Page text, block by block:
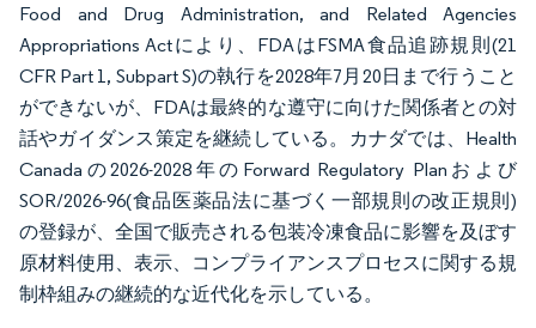
Food and Drug Administration, and Related Agencies
Appropriations Actにより、FDAはFSMA食品追跡規則(21
CFR Part 1, Subpart S)の執行を2028年7月20日まで行うこと
ができないが、FDAは最終的な遵守に向けた関係者との対
話やガイダンス策定を継続している。カナダでは、Health
Canadaの2026-2028年のForward Regulatory Planおよび
SOR/2026-96(食品医薬品法に基づく一部規則の改正規則)
の登録が、全国で販売される包装冷凍食品に影響を及ぼす
原材料使用、表示、コンプライアンスプロセスに関する規
制枠組みの継続的な近代化を示している。